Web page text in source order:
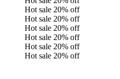
Hot sale 20% off
Hot sale 20% off
Hot sale 20% off
Hot sale 20% off
Hot sale 20% off
Hot sale 20% off